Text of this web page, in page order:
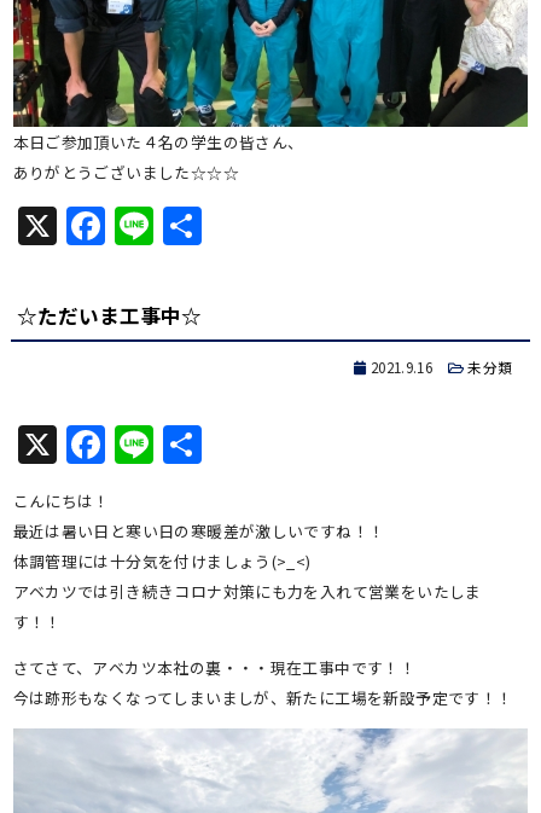
本日ご参加頂いた４名の学生の皆さん、
ありがとうございました☆☆☆
X Facebook
Line共
☆ただいま工事中☆
2021.9.16 未分類
X Facebook
Line共
こんにちは！
最近は暑い日と寒い日の寒暖差が激しいですね！！
体調管理には十分気を付けましょう(>_<)
アベカツでは引き続きコロナ対策にも力を入れて営業をいたしま
す！！
さてさて、アベカツ本社の裏・・・現在工事中です！！
今は跡形もなくなってしまいましが、新たに工場を新設予定です！！